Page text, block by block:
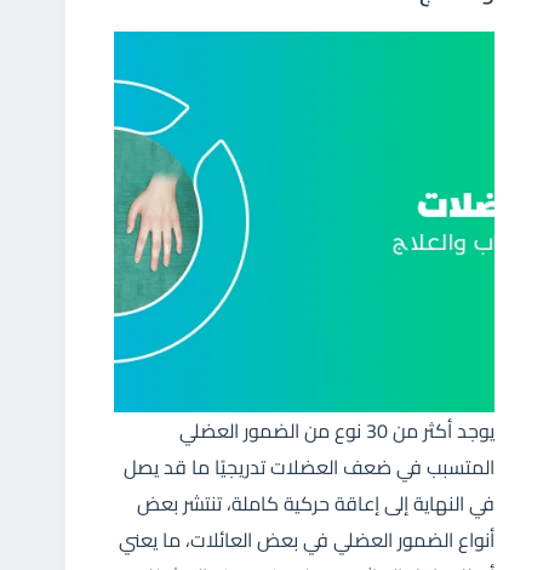
يوجد أكثر من 30 نوع من الضمور العضلي
المتسبب في ضعف العضلات تدريجيًا ما قد يصل
في النهاية إلى إعاقة حركية كاملة، تنتشر بعض
أنواع الضمور العضلي في بعض العائلات، ما يعني